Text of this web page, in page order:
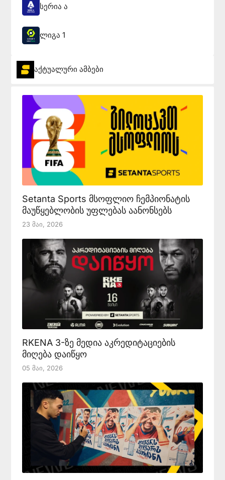
სერია ა
ლიგა 1
აქტუალური ამბები
Setanta Sports მსოფლიო ჩემპიონატის
მაუწყებლობის უფლებას აანონსებს
23 Მაი, 2026
RKENA 3-ზე მედია აკრედიტაციების
მიღება დაიწყო
05 Მაი, 2026